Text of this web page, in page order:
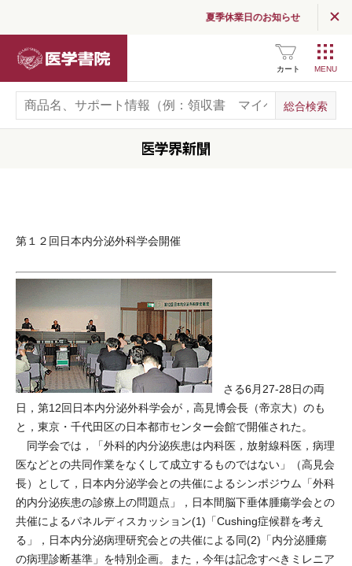
夏季休業日のお知らせ
カート
第１２回日本内分泌外科学会開催
さる6月27-28日の両
日，第12回日本内分泌外科学会が，高見博会長（帝京大）のも
と，東京・千代田区の日本都市センター会館で開催された。
同学会では，「外科的内分泌疾患は内科医，放射線科医，病理
医などとの共同作業をなくして成立するものではない」（高見会
長）として，日本内分泌学会との共催によるシンポジウム「外科
的内分泌疾患の診療上の問題点」，日本間脳下垂体腫瘍学会との
共催によるパネルディスカッション(1)「Cushing症候群を考え
る」，日本内分泌病理研究会との共催による同(2)「内分泌腫瘍
の病理診断基準」を特別企画。また，今年は記念すべきミレニア